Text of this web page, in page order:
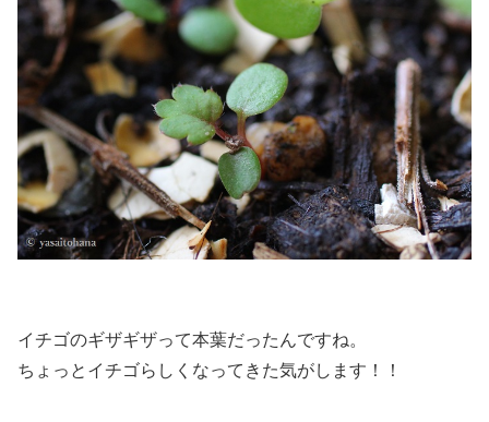
イチゴのギザギザって本葉だったんですね。
ちょっとイチゴらしくなってきた気がします！！